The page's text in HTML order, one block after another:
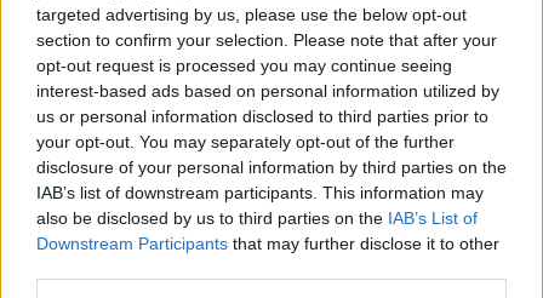
targeted advertising by us, please use the below opt-out
section to confirm your selection. Please note that after your
opt-out request is processed you may continue seeing
interest-based ads based on personal information utilized by
us or personal information disclosed to third parties prior to
your opt-out. You may separately opt-out of the further
disclosure of your personal information by third parties on the
IAB’s list of downstream participants. This information may
also be disclosed by us to third parties on the IAB’s List of
Downstream Participants that may further disclose it to other
Ο καιρός την Τρίτη 12 Μαΐου
Γενικά αίθριος καιρός σε όλη τη χώρα και μόνο
στα βόρεια ηπειρωτικά τις μεσημβρινές –
απογευματινές ώρες θα αναπτυχθούν
πρόσκαιρες νεφώσεις και θα σημειωθούν
τοπικές βροχές ή όμβροι κυρίως στα ορεινά.